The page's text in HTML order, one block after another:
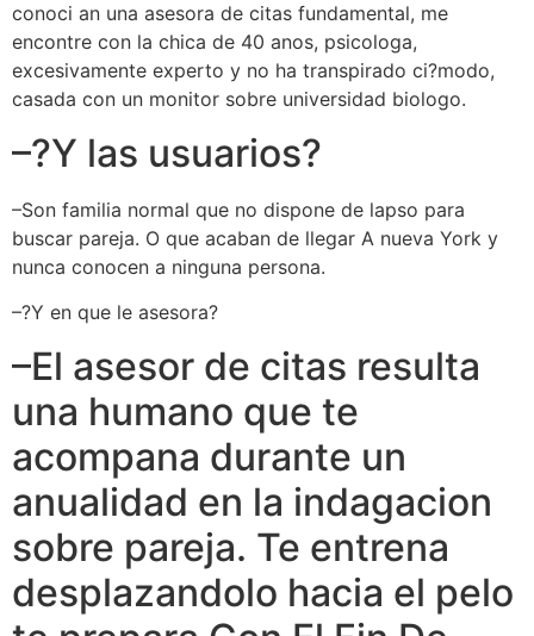
conoci an una asesora de citas fundamental, me
encontre con la chica de 40 anos, psicologa,
excesivamente experto y no ha transpirado ci?modo,
casada con un monitor sobre universidad biologo.
–?Y las usuarios?
–Son familia normal que no dispone de lapso para
buscar pareja. O que acaban de llegar A nueva York y
nunca conocen a ninguna persona.
–?Y en que le asesora?
–El asesor de citas resulta
una humano que te
acompana durante un
anualidad en la indagacion
sobre pareja. Te entrena
desplazandolo hacia el pelo